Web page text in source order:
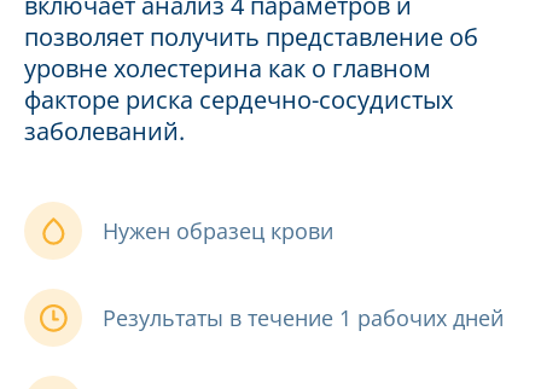
позволяет получить представление об
уровне холестерина как о главном
факторе риска сердечно-сосудистых
заболеваний.
Нужен образец крови
Результаты в течение 1 рабочих дней